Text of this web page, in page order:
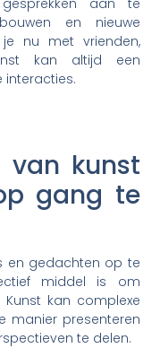
aan te
en nieuwe
nu met vrienden,
kan altijd een
interacties.
kunst
gang te
en gedachten op te
middel is om
kan complexe
manier presenteren
te delen.